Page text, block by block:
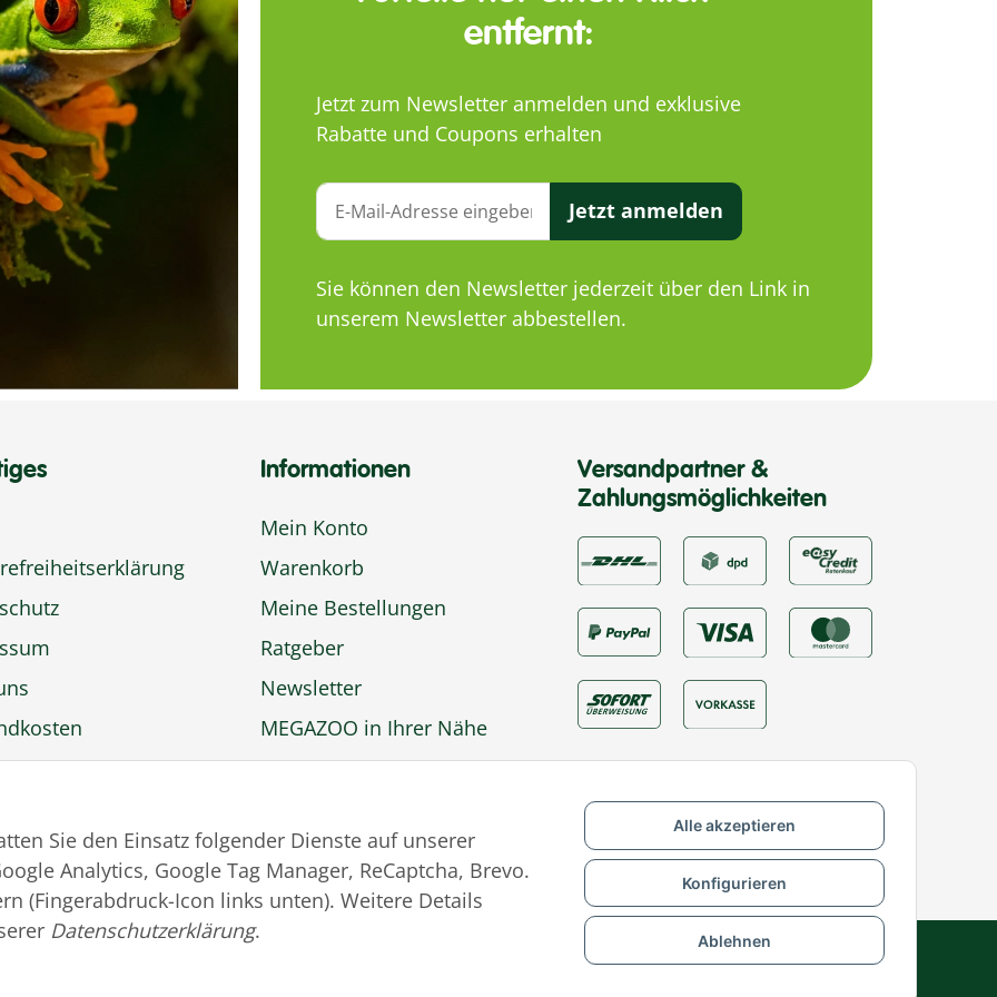
Alle akzeptieren
Konfigurieren
Ablehnen
Sie den Einsatz folgender Dienste auf unserer
Analytics, Google Tag Manager, ReCaptcha, Brevo.
(Fingerabdruck-Icon links unten). Weitere Details
Datenschutzerklärung.
entfernt:
Jetzt zum Newsletter anmelden und exklusive
Rabatte und Coupons erhalten
Jetzt anmelden
Sie können den Newsletter jederzeit über den Link in
unserem Newsletter abbestellen.
widerrufen
Informationen
Mein Konto
Warenkorb
Meine Bestellungen
Ratgeber
Newsletter
MEGAZOO in Ihrer Nähe
Zu MEGAZOO-nord.de
Versandpartner &
Zahlungsmöglichkeiten
© MEGAZOO Alpha GmbH